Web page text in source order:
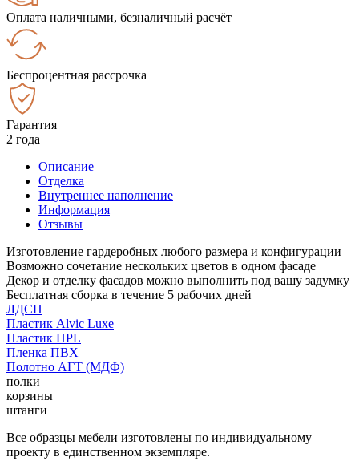
Оплата наличными, безналичный расчёт
Беспроцентная рассрочка
Гарантия
2 года
Описание
Отделка
Внутреннее наполнение
Информация
Отзывы
Изготовление гардеробных любого размера и конфигурации
Возможно сочетание нескольких цветов в одном фасаде
Декор и отделку фасадов можно выполнить под вашу задумку
Бесплатная сборка в течение 5 рабочих дней
ЛДСП
Пластик Alvic Luxe
Пластик HPL
Пленка ПВХ
Полотно АГТ (МДФ)
полки
корзины
штанги
Все образцы мебели изготовлены по индивидуальному
проекту в единственном экземпляре.